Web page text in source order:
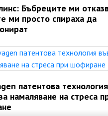
Бъбреците ми
ми просто спираха да
патентова
намаляване на стреса